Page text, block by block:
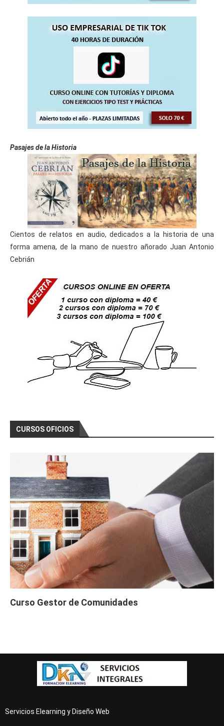
Pasajes de la Historia
Cientos de relatos en audio, dedicados a la historia de una
forma amena, de la mano de nuestro añorado Juan Antonio
Cebrián
CURSOS OFICIOS
Curso Gestor de Comunidades
Servicios Elearning y Diseño Web